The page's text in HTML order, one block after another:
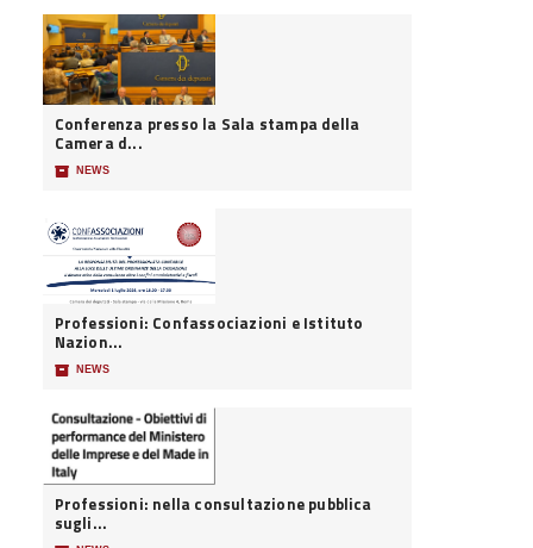
Conferenza presso la Sala stampa della
Camera d...
📦 NEWS
Professioni: Confassociazioni e Istituto
Nazion...
📦 NEWS
Professioni: nella consultazione pubblica
sugli...